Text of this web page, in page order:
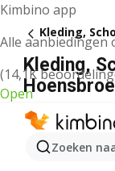
Kimbino app
Alle aanbiedingen
(14,1K
Open
Zoeken
Kleding,
Kleding,